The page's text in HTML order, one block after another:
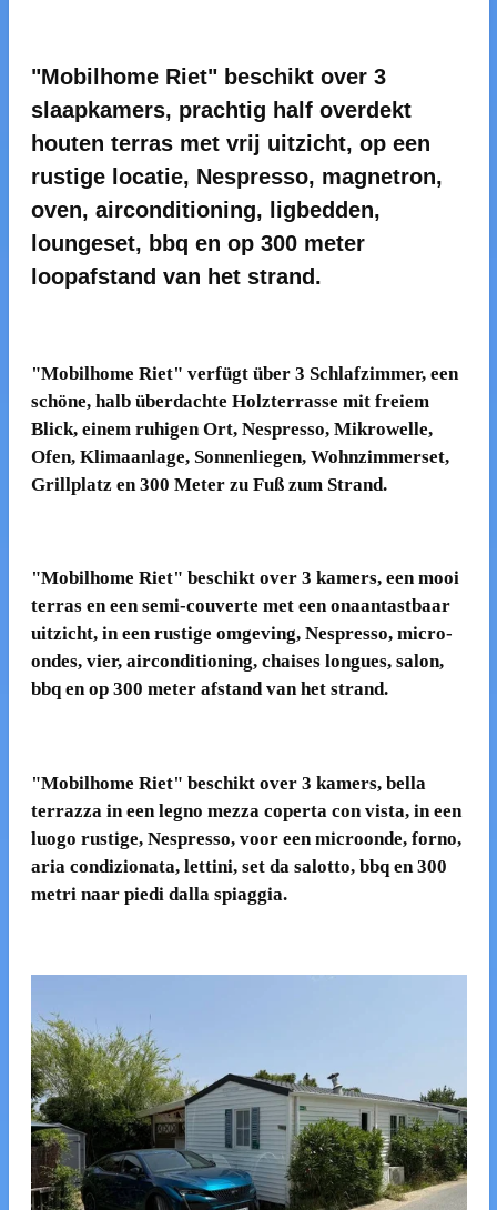
"Mobilhome Riet" beschikt over 3
slaapkamers, prachtig half overdekt
houten terras met vrij uitzicht, op een
rustige locatie, Nespresso, magnetron,
oven, airconditioning, ligbedden,
loungeset, bbq en op 300 meter
loopafstand van het strand.
"Mobilhome Riet" verfügt über 3 Schlafzimmer, een
schöne, halb überdachte Holzterrasse mit freiem
Blick, einem ruhigen Ort, Nespresso, Mikrowelle,
Ofen, Klimaanlage, Sonnenliegen, Wohnzimmerset,
Grillplatz en 300 Meter zu Fuß zum Strand.
"Mobilhome Riet" beschikt over 3 kamers, een mooi
terras en een semi-couverte met een onaantastbaar
uitzicht, in een rustige omgeving, Nespresso, micro-
ondes, vier, airconditioning, chaises longues, salon,
bbq en op 300 meter afstand van het strand.
"Mobilhome Riet" beschikt over 3 kamers, bella
terrazza in een legno mezza coperta con vista, in een
luogo rustige, Nespresso, voor een microonde, forno,
aria condizionata, lettini, set da salotto, bbq en 300
metri naar piedi dalla spiaggia.